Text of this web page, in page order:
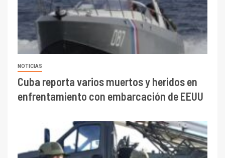
NOTICIAS
Cuba reporta varios muertos y heridos en
enfrentamiento con embarcación de EEUU